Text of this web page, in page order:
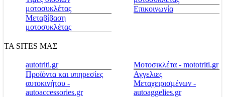
μοτοσυκλέτας
Μεταβίβαση
μοτοσυκλέτας
Επικοινωνία
ΤΑ SITES ΜΑΣ
autotriti.gr
Προϊόντα και υπηρεσίες
αυτοκινήτου -
autoaccessories.gr
Μοτοσικλέτα - mototriti.gr
Αγγελιες
Μεταχειρισμένων -
autoaggelies.gr